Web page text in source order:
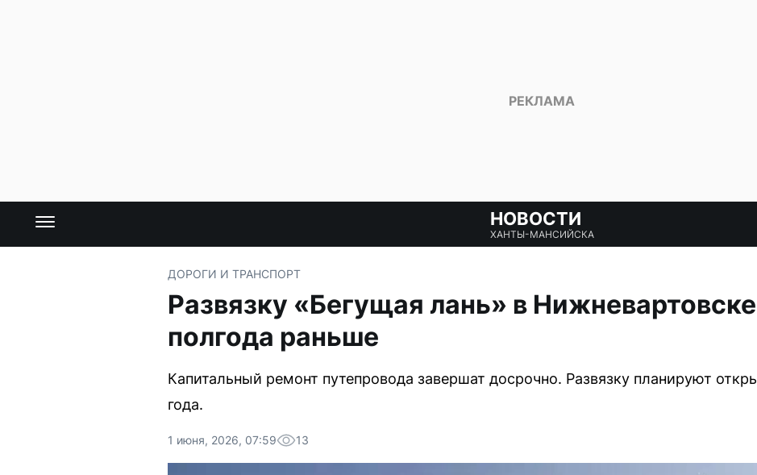
НОВОСТИ
ХАНТЫ-МАНСИЙСКА
ДОРОГИ И ТРАНСПОРТ
Развязку «Бегущая лань» в
полгода раньше
Капитальный ремонт путепровода завершат досрочно. Развязку планируют
года.
1 июня, 2026, 07:59 13